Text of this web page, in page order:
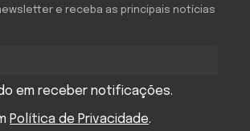
e receba as principais notícias
em receber notificações.
Política de Privacidade.